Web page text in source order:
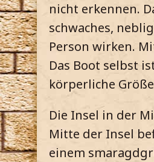
nicht erkennen.
schwaches,
Person wirken.
Das Boot selbst
körperliche
Die Insel in der
Mitte der Insel
einem